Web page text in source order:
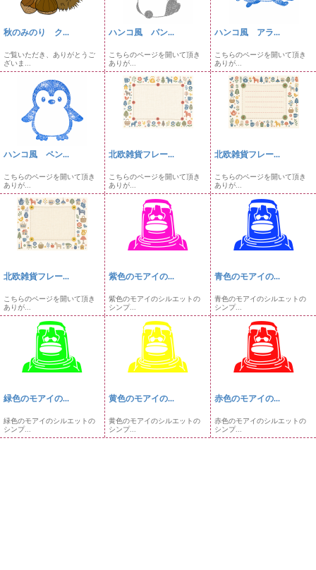
秋のみのり ク...
ご覧いただき、ありがとうご
ざいま...
ハンコ風 パン...
こちらのページを開いて頂き
ありが...
ハンコ風 アラ...
こちらのページを開いて頂き
ありが...
ハンコ風 ペン...
こちらのページを開いて頂き
ありが...
北欧雑貨フレー...
こちらのページを開いて頂き
ありが...
北欧雑貨フレー...
こちらのページを開いて頂き
ありが...
北欧雑貨フレー...
こちらのページを開いて頂き
ありが...
紫色のモアイの...
紫色のモアイのシルエットの
シンプ...
青色のモアイの...
青色のモアイのシルエットの
シンプ...
緑色のモアイの...
緑色のモアイのシルエットの
シンプ...
黄色のモアイの...
黄色のモアイのシルエットの
シンプ...
赤色のモアイの...
赤色のモアイのシルエットの
シンプ...